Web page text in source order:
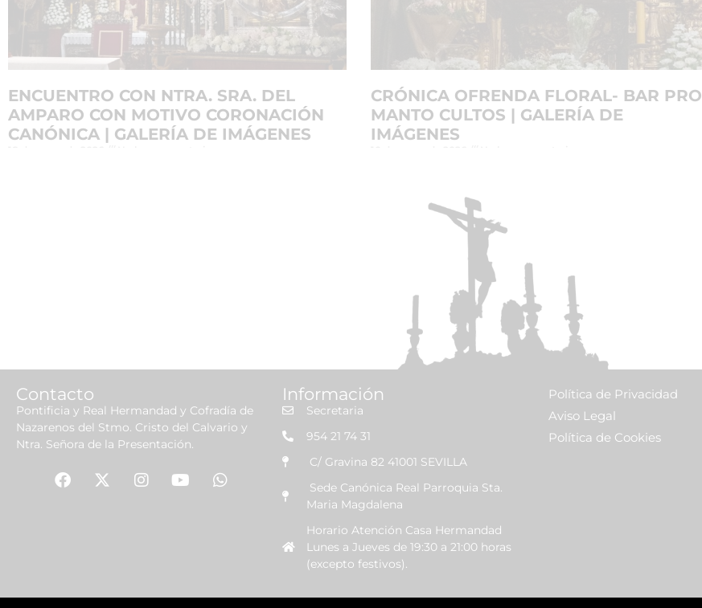
ENCUENTRO CON NTRA. SRA. DEL
AMPARO CON MOTIVO CORONACIÓN
CANÓNICA | GALERÍA DE IMÁGENES
CRÓNICA OFRENDA FLORAL- BAR PRO
MANTO CULTOS | GALERÍA DE
IMÁGENES
Contacto
Pontificia y Real Hermandad y Cofradía de
Nazarenos del Stmo. Cristo del Calvario y
Ntra. Señora de la Presentación.
Información
Secretaria
954 21 74 31
C/ Gravina 82 41001 SEVILLA
Sede Canónica Real Parroquia Sta.
Maria Magdalena
Horario Atención Casa Hermandad
Lunes a Jueves de 19:30 a 21:00 horas
(excepto festivos).
Política de Privacidad
Aviso Legal
Política de Cookies